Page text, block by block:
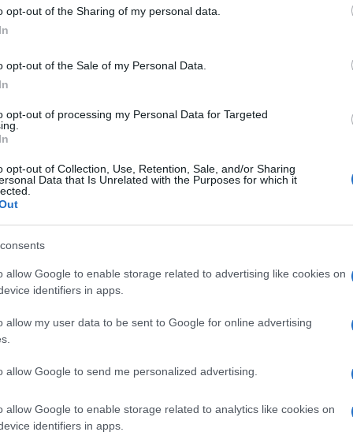
opt-out of the Sharing of my personal data.
opt-out of the Sale of my Personal Data.
opt-out of processing my Personal Data for Targeted
opt-out of Collection, Use, Retention, Sale, and/or Sharing
Data that Is Unrelated with the Purposes for which it
allow Google to enable storage related to advertising like cookies on
identifiers in apps.
allow my user data to be sent to Google for online advertising
allow Google to send me personalized advertising.
allow Google to enable storage related to analytics like cookies on
identifiers in apps.
σε νηπιαγωγείο – “Μπαμπά θα μ
6 άτομα
Χειροπέδες σε 21χρονο
καταγγελία για βιασμό ανήλικης
άλλα δύο άτομα
- 10:50